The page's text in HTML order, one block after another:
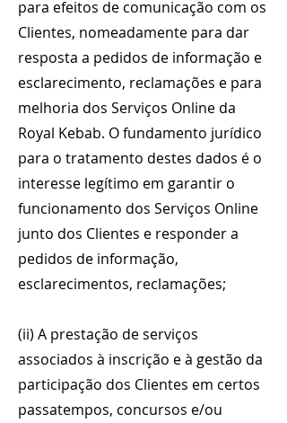
para efeitos de comunicação com os
Clientes, nomeadamente para dar
resposta a pedidos de informação e
esclarecimento, reclamações e para
melhoria dos Serviços Online da
Royal Kebab. O fundamento jurídico
para o tratamento destes dados é o
interesse legítimo em garantir o
funcionamento dos Serviços Online
junto dos Clientes e responder a
pedidos de informação,
esclarecimentos, reclamações;
(ii) A prestação de serviços
associados à inscrição e à gestão da
participação dos Clientes em certos
passatempos, concursos e/ou